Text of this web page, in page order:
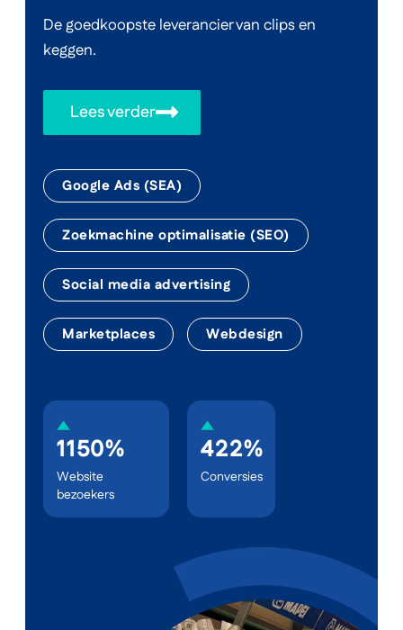
De goedkoopste leverancier van clips en
keggen.
Lees verder
Google Ads (SEA)
Zoekmachine optimalisatie (SEO)
Social media advertising
Marketplaces Webdesign
1150%
Website
bezoekers
422%
Conversies